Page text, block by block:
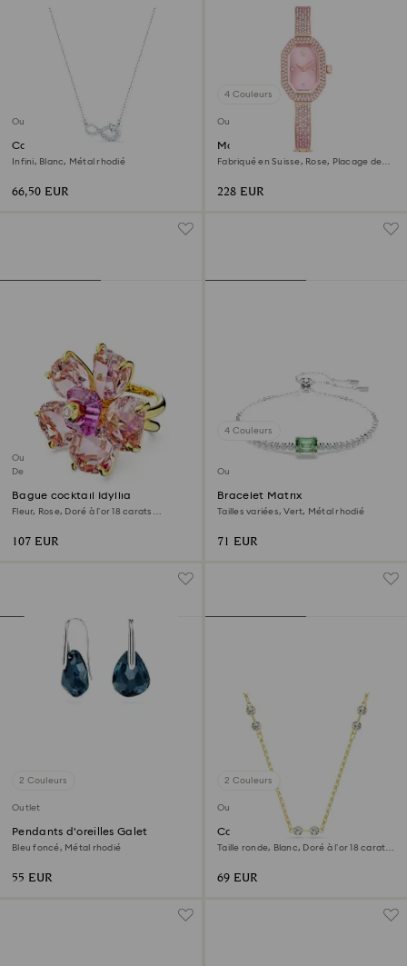
Outlet
Collier Hyperbola
Infini, Blanc, Métal rhodié
66,50 EUR
4 Couleurs
Outlet
Montre bracelet-jonc Dextera
Fabriqué en Suisse, Rose, Placage de
228 EUR
Outlet
Dernière chance
Bague cocktail Idyllia
Fleur, Rose, Doré à l’or 18 carats
107 EUR
4 Couleurs
Outlet
Bracelet Matrix
Tailles variées, Vert, Métal rhodié
71 EUR
2 Couleurs
Outlet
Pendants d'oreilles Galet
Bleu foncé, Métal rhodié
55 EUR
2 Couleurs
Outlet
Collier Swarovski Remix
Taille ronde, Blanc, Doré à l’or 18 carats
69 EUR